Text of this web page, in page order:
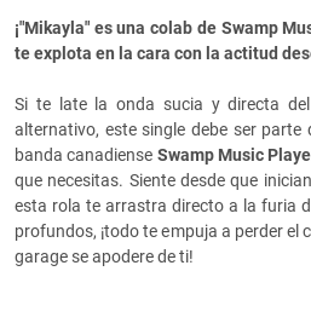
¡"Mikayla" es una colab de Swamp
te explota en la cara con la actitud
Si te late la onda sucia y directa
alternativo, este single debe ser parte
banda canadiense Swamp Music
que necesitas. Siente desde que
esta rola te arrastra directo a la furia
profundos, ¡todo te empuja a perder el
garage se apodere de ti!